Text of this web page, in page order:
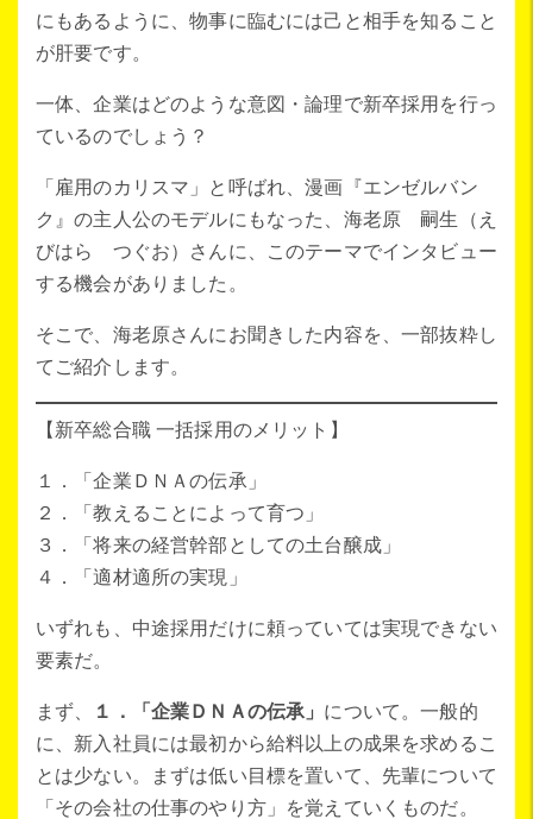
にもあるように、物事に臨むには己と相手を知ること
が肝要です。
一体、企業はどのような意図・論理で新卒採用を行っ
ているのでしょう？
「雇用のカリスマ」と呼ばれ、漫画『エンゼルバン
ク』の主人公のモデルにもなった、海老原 嗣生（え
びはら つぐお）さんに、このテーマでインタビュー
する機会がありました。
そこで、海老原さんにお聞きした内容を、一部抜粋し
てご紹介します。
【新卒総合職 一括採用のメリット】
１．「企業ＤＮＡの伝承」
２．「教えることによって育つ」
３．「将来の経営幹部としての土台醸成」
４．「適材適所の実現」
いずれも、中途採用だけに頼っていては実現できない
要素だ。
まず、 １．「企業ＤＮＡの伝承」 について。一般的
に、新入社員には最初から給料以上の成果を求めるこ
とは少ない。まずは低い目標を置いて、先輩について
「その会社の仕事のやり方」を覚えていくものだ。